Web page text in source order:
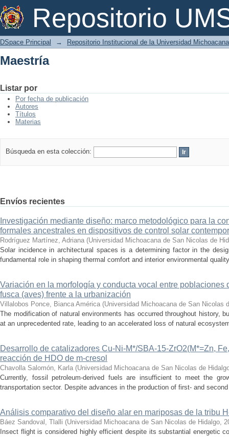
Repositorio
Maestría
DSpace Principal → Repositorio Institucional de la Universidad
Maestría
Listar por
Por fecha de publicación
Autores
Títulos
Materias
Búsqueda en esta colección:
Envíos recientes
Investigación mediante diseño: marco metodológico para la
formales ancestrales en dispositivos de control solar
Rodríguez Martínez, Adriana (Universidad Michoacana de San Nicolas de
Solar incidence in architectural spaces is a determining factor in the
fundamental role in shaping thermal comfort and interior environmental
Variación en la morfología y conducta vocal entre poblaciones
fusca (aves) frente a la urbanización
Villalobos Ponce, Bianca América (Universidad Michoacana de San Nicolas
The modification of natural environments has occurred throughout history,
at an unprecedented rate, leading to an accelerated loss of natural
Desarrollo de catalizadores Cu-Ni-M*/SBA-15-ZrO2(M*=Zn,
reacción de HDO de m-cresol
Chavolla Salomón, Karla (Universidad Michoacana de San Nicolas de
Currently, fossil petroleum-derived fuels are insufficient to meet the
transportation sector. Despite advances in the production of first- and
Análisis comparativo del diseño alar en mariposas de la tribu
Báez Sandoval, Tlalli (Universidad Michoacana de San Nicolas de Hidalgo,
Insect flight is considered highly efficient despite its substantial energetic